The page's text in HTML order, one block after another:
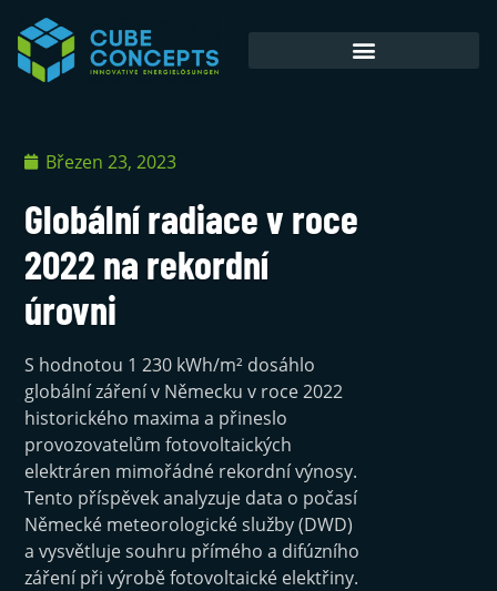
Březen 23, 2023
Globální radiace v roce
2022 na rekordní
úrovni
S hodnotou 1 230 kWh/m² dosáhlo
globální záření v Německu v roce 2022
historického maxima a přineslo
provozovatelům fotovoltaických
elektráren mimořádné rekordní výnosy.
Tento příspěvek analyzuje data o počasí
Německé meteorologické služby (DWD)
a vysvětluje souhru přímého a difúzního
záření při výrobě fotovoltaické elektřiny.